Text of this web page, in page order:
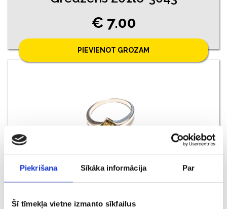
Piekrišana Sīkāka informācija Par
Šī tīmekļa vietne izmanto sīkfailus
€ 7.00
PIEVIENOT GROZAM